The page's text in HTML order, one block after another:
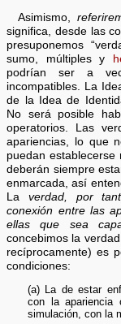
Asimismo,
significa, desde las
presuponemos
sumo, múltiples y
podrían ser a
incompatibles. La
de la Idea de
No será posible
operatorios. Las
apariencias, lo que
puedan establecerse
deberán siempre
enmarcada, así
La verdad, por
conexión entre las
ellas que sea
concebimos la
recíprocamente) es
condiciones:
(a) La de estar
con la apariencia
simulación, con la